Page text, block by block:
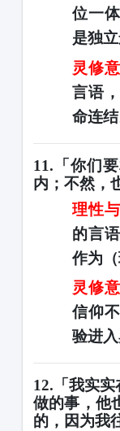
位一
是独
灵修
言语
命连结
11.「你们
内；不然，
理性
的言
作为（
灵修
信仰
验进
12.「我实
做的事，他
的，因为我